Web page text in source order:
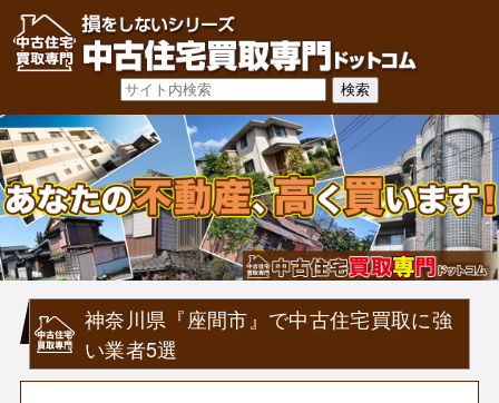
神奈川県『座間市』で中古住宅買取に強
い業者5選